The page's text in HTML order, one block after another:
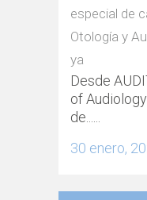
especial de
Otología y
ya
Desde
of
de......
30 enero,